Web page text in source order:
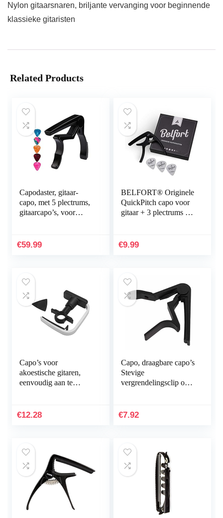
Nylon gitaarsnaren, briljante vervanging voor beginnende
klassieke gitaristen
Related Products
Capodaster, gitaar-
capo, met 5 plectrums,
gitaarcapo’s, voor
ukelele
€59.99
BELFORT® Originele
QuickPitch capo voor
gitaar + 3 plectrums +
☆ capo voor gitaar –
elektrische gitaar en
ukelele
€9.99
Capo’s voor
akoestische gitaren,
eenvoudig aan te
€12.28
Capo, draagbare capo’s
Stevige
vergrendelingsclip om
€7.92